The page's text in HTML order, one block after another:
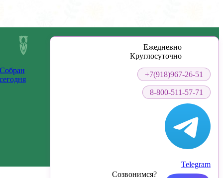
Ежедневно
Круглосуточно
+7(918)967-26-51
8-800-511-57-71
Созвонимся?
Telegram